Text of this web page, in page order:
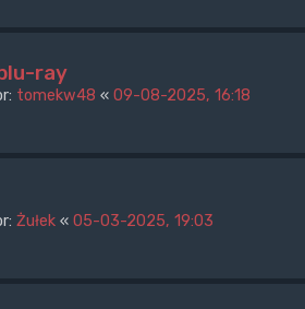
ray
tomekw48 « 09-08-2025, 16:18
Żułek « 05-03-2025, 19:03